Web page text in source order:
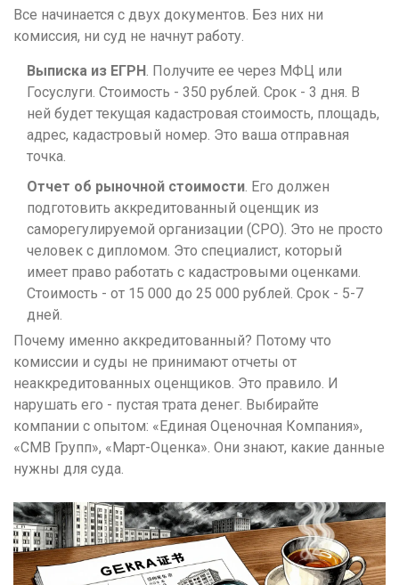
Все начинается с двух документов. Без них ни
комиссия, ни суд не начнут работу.
Выписка из ЕГРН. Получите ее через МФЦ или
Госуслуги. Стоимость - 350 рублей. Срок - 3 дня. В
ней будет текущая кадастровая стоимость, площадь,
адрес, кадастровый номер. Это ваша отправная
точка.
Отчет об рыночной стоимости. Его должен
подготовить аккредитованный оценщик из
саморегулируемой организации (СРО). Это не просто
человек с дипломом. Это специалист, который
имеет право работать с кадастровыми оценками.
Стоимость - от 15 000 до 25 000 рублей. Срок - 5-7
дней.
Почему именно аккредитованный? Потому что
комиссии и суды не принимают отчеты от
неаккредитованных оценщиков. Это правило. И
нарушать его - пустая трата денег. Выбирайте
компании с опытом: «Единая Оценочная Компания»,
«СМВ Групп», «Март-Оценка». Они знают, какие данные
нужны для суда.